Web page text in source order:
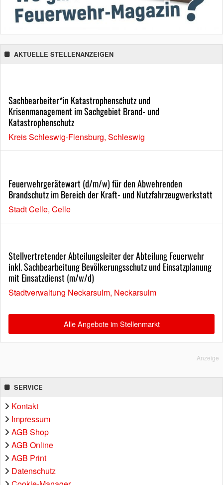
AKTUELLE STELLENANZEIGEN
Sachbearbeiter*in Katastrophenschutz und
Krisenmanagement im Sachgebiet Brand- und
Katastrophenschutz
Kreis Schleswig-Flensburg, Schleswig
Feuerwehrgerätewart (d/m/w) für den Abwehrenden
Brandschutz im Bereich der Kraft- und Nutzfahrzeugwerkstatt
Stadt Celle, Celle
Stellvertretender Abteilungsleiter der Abteilung Feuerwehr
inkl. Sachbearbeitung Bevölkerungsschutz und Einsatzplanung
mit Einsatzdienst (m/w/d)
Stadtverwaltung Neckarsulm, Neckarsulm
Alle Angebote im Stellenmarkt
Anzeige
SERVICE
Kontakt
Impressum
AGB Shop
AGB Online
AGB Print
Datenschutz